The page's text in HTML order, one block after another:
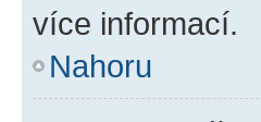
více informací.
Nahoru